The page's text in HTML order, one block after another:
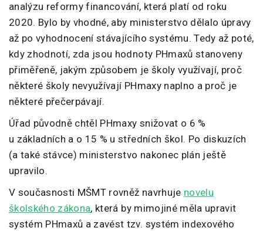
analýzu reformy financování, která platí od roku
2020. Bylo by vhodné, aby ministerstvo dělalo úpravy
až po vyhodnocení stávajícího systému. Tedy až poté,
kdy zhodnotí, zda jsou hodnoty PHmaxů stanoveny
přiměřeně, jakým způsobem je školy využívají, proč
některé školy nevyužívají PHmaxy naplno a proč je
některé přečerpávají.
Úřad původně chtěl PHmaxy snižovat o 6 %
u základních a o 15 % u středních škol. Po diskuzích
(a také stávce) ministerstvo nakonec plán ještě
upravilo.
V současnosti MŠMT rovněž navrhuje novelu
školského zákona, která by mimojiné měla upravit
systém PHmaxů a zavést tzv. systém indexového